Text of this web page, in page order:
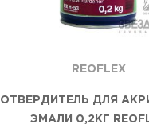
REOFLEX
ОТВЕРДИТЕЛЬ ДЛЯ
ЭМАЛИ 0,2КГ